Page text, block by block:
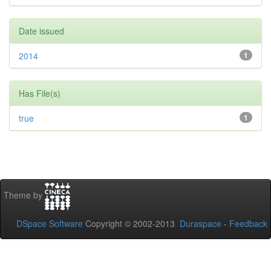
Date issued
1
2014
Has File(s)
1
true
Theme by
DSpace Software Copyright © 2002-2013 Duraspace - Feedback